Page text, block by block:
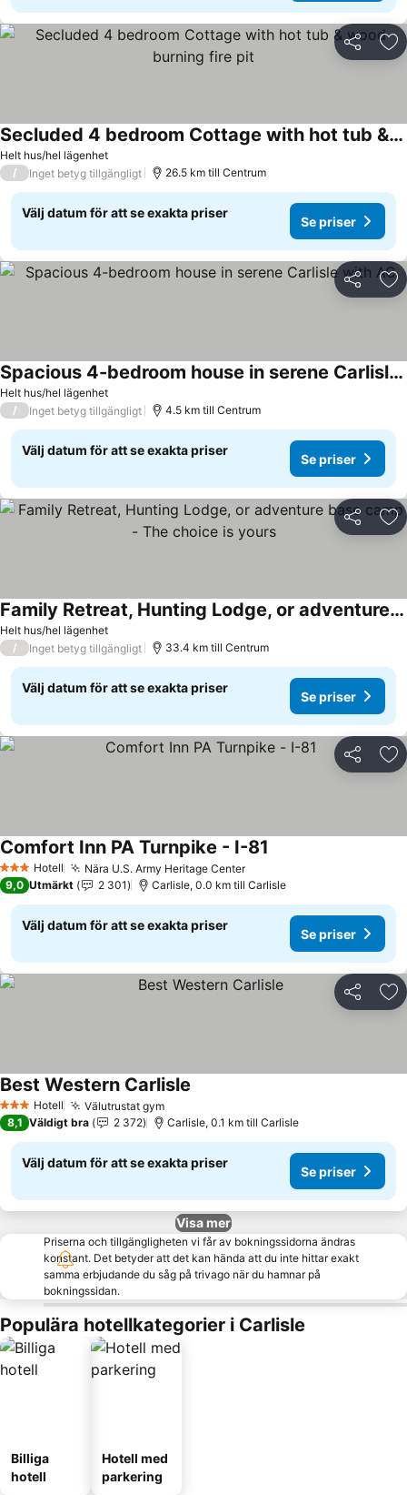
Dela
Helt hus/hel lägenhet
Secluded 4 bedroom Cottage with hot tub & wood burning fire pit
/ Inget betyg tillgängligt 26.5 km till Centrum
Välj datum för att se exakta priser
Se priser
Dela
Helt hus/hel lägenhet
Spacious 4-bedroom house in serene Carlisle with AC
/ Inget betyg tillgängligt 4.5 km till Centrum
Välj datum för att se exakta priser
Se priser
Dela
Helt hus/hel lägenhet
Family Retreat, Hunting Lodge, or adventure base camp - The choice is yours
/ Inget betyg tillgängligt 33.4 km till Centrum
Välj datum för att se exakta priser
Se priser
Dela
3 StjärnorHotell Nära U.S. Army Heritage Center
Comfort Inn PA Turnpike - I-81
9,0 Utmärkt 2 301 Carlisle, 0.0 km till Carlisle
Välj datum för att se exakta priser
Se priser
Dela
3 StjärnorHotell Välutrustat gym
Best Western Carlisle
8,1 Väldigt bra 2 372 Carlisle, 0.1 km till Carlisle
Välj datum för att se exakta priser
Se priser
Visa mer
Priserna och tillgängligheten vi får av bokningssidorna ändras
konstant. Det betyder att det kan hända att du inte hittar exakt
samma erbjudande du såg på trivago när du hamnar på
bokningssidan.
Populära hotellkategorier i Carlisle
Billiga
hotell
Hotell med
parkering